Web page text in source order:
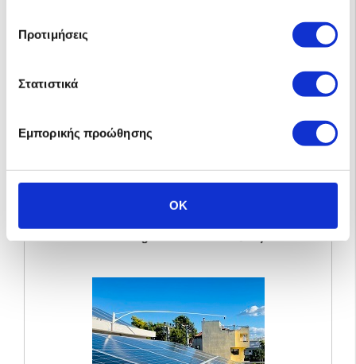
Προτιμήσεις
Στατιστικά
Εμπορικής προώθησης
OK
Δείτετιμές για net billing